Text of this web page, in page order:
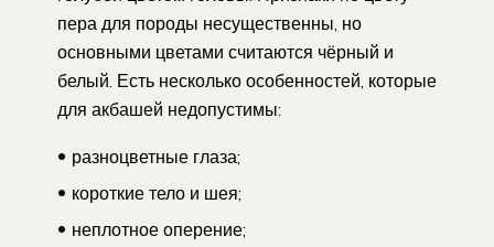
пера для породы несущественны, но
основными цветами считаются чёрный и
белый. Есть несколько особенностей, которые
для акбашей недопустимы:
разноцветные глаза;
короткие тело и шея;
неплотное оперение;